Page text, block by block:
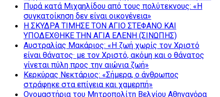
Πυρά κατά Μιχαηλίδου από τους πολύτεκνους: «Η
συγκατοίκηση δεν είναι οικογένεια»
Η ΣΚΥΔΡΑ ΤΙΜΗΣΕ ΤΟΝ ΑΓΙΟ ΣΤΕΦΑΝΟ ΚΑΙ
ΥΠΟΔΕΧΘΗΚΕ ΤΗΝ ΑΓΙΑ ΕΛΕΝΗ (ΣΙΝΩΠΗΣ)
Αυστραλίας Μακάριος: «Η ζωή χωρίς τον Χριστό
είναι θάνατος· με τον Χριστό, ακόμη και ο θάνατος
γίνεται πύλη προς την αιώνια ζωή»
Κερκύρας Νεκτάριος: «Σήμερα, ο άνθρωπος
στράφηκε στα επίγεια και χαμερπή»
Ονομαστήρια του Μητροπολίτη Βελγίου Αθηναγόρα